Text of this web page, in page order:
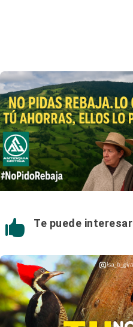
 Te puede interesar